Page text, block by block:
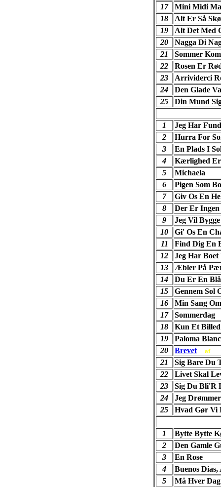
17
Mini Midi
18
Alt Er Så
19
Alt Det Med
20
Nagga Di
21
Sommer
22
Rosen Er
23
Arrividerci
24
Den Glade
25
Din Mund
1
Jeg Har
2
Hurra For
3
En Plads I
4
Kærlighed Er
5
Michaela
6
Pigen Som
7
Giv Os En
8
Der Er
9
Jeg Vil
10
Gi' Os En
11
Find Dig En
12
Jeg Har
13
Æbler På
14
Du Er En
15
Gennem Sol
16
Min Sang
17
Sommerdag
18
Kun Et
19
Paloma
20
Brevet af
21
Sig Bare Du
22
Livet Skal
23
Sig Du Bli'R
24
Jeg
25
Hvad Gør Vi
1
Bytte Bytte
2
Den Gamle
3
En Rose
4
Buenos
5
Må Hver Dag